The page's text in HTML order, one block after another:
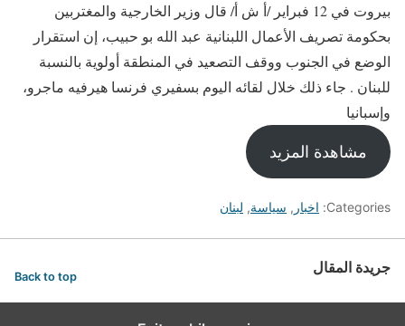
بيروت في 12 فبراير /أ ش أ/ قال وزير الخارجية والمغتربين
بحكومة تصريف الأعمال اللبنانية عبد الله بو حبيب، إن استقرار
الوضع في الجنوب ووقف التصعيد في المنطقة أولوية بالنسبة
للبنان . جاء ذلك خلال لقائه اليوم بسفيري فرنسا هيرفيه ماجرو،
وإسبانيا
مشاهدة المزيد
Categories: اخبار , سياسة, لبنان
جريدة المقال Back to top